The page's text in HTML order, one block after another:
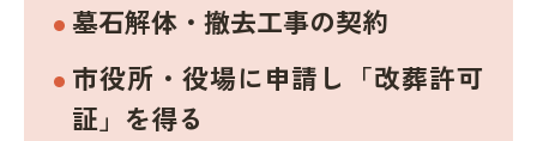
墓石解体・撤去工事の契約
市役所・役場に申請し「改葬許可
証」を得る